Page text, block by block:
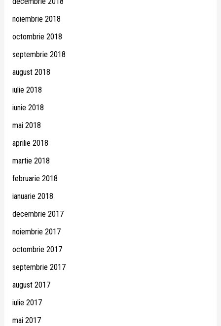
noiembrie 2018
octombrie 2018
septembrie 2018
august 2018
iulie 2018
iunie 2018
mai 2018
aprilie 2018
martie 2018
februarie 2018
ianuarie 2018
decembrie 2017
noiembrie 2017
octombrie 2017
septembrie 2017
august 2017
iulie 2017
mai 2017